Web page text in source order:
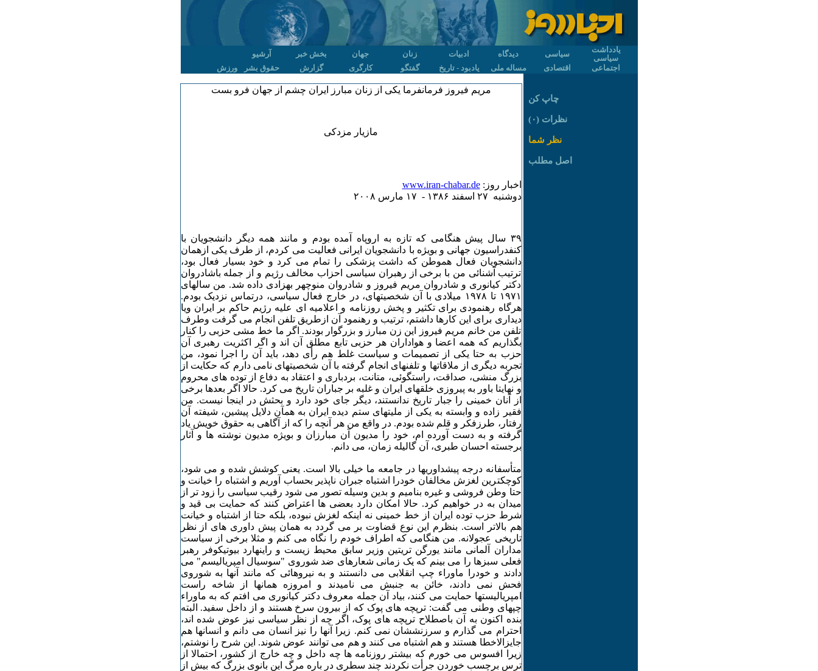
یادداشت
سیاسی
سیاسی دیدگاه ادبیات زنان جهان بخش خبر
آرشیو
اجتماعی
اقتصادی مساله ملی یادبود - تاریخ گفتگو کارگری گزارش حقوق بشر ورزش
مریم فیروز فرمانفرما یکی از زنان مبارز ایران چشم از جهان فرو بست
مازیار مزدکی
اخبار روز:www.iran-chabar.de
دوشنبه ۲۷ اسفند ۱٣٨۶ - ۱۷ مارس ۲۰۰٨
٣۹ سال پیش هنگامی که تازه به اروپاه آمده بودم و مانند همه دیگر دانشجویان با
کنفدراسیون جهانی و بویژه با دانشجویان ایرانی فعالیت می کردم، از طرف یکی ازهمان
دانشجویان فعال هموطن که داشت پزشکی را تمام می کرد و خود بسیار فعال بود،
ترتیب آشنائی من با برخی از رهبران سیاسی احزاب مخالف رژیم و از جمله باشادروان
دکتر کیانوری و شادروان مریم فیروز و شادروان منوچهر بهزادی داده شد. من سالهای
۱۹۷۱ تا ۱۹۷٨ میلادی با آن شخصیتهای، در خارج فعال سیاسی، درتماس نزدیک بودم.
هرگاه رهنمودی برای تکثیر و پخش روزنامه و اعلامیه ای علیه رژیم حاکم بر ایران ویا
دیداری برای این کارها داشتم، ترتیب و رهنمود آن ازطریق تلفن انجام می گرفت وطرف
تلفن من خانم مریم فیروز این زن مبارز و بزرگوار بودند. اگر ما خط مشی حزبی را کنار
بگذاریم که همه اعضا و هواداران هر حزبی تابع مطلق آن اند و اگر اکثریت رهبری آن
حزب به حتا یکی از تصمیمات و سیاست غلط هم رأی دهد، باید آن را اجرا نمود، من
تجربه دیگری از ملاقاتها و تلفنهای انجام گرفته با آن شخصیتهای نامی دارم که حکایت از
بزرگ منشی، صداقت، راستگوئی، متانت، بردباری و اعتقاد به دفاع از توده های محروم
و نهایتا باور به پیروزی خلقهای ایران و غلبه بر جباران تاریخ می کرد. حالا اگر بعدها برخی
از آنان خمینی را جبار تاریخ ندانستند، دیگر جای خود دارد و بحثش در اینجا نیست. من
فقیر زاده و وابسته به یکی از ملیتهای ستم دیده ایران به همآن دلایل پیشین، شیفته آن
رفتار، طرزفکر و قلم شده بودم. در واقع من هر آنچه را که از آگاهی به حقوق خویش یاد
گرفته و به دست آورده ام، خود را مدیون آن مبارزان و بویژه مدیون نوشته ها و آثار
برجسته احسان طبری، آن گالیله زمان، می دانم.
متأسفانه درجه پیشداوریها در جامعه ما خیلی بالا است. یعنی کوشش شده و می شود،
کوچکترین لغزش مخالفان خودرا اشتباه جبران ناپذیر بحساب آوریم و اشتباه را خیانت و
حتا وطن فروشی و غیره بنامیم و بدین وسیله تصور می شود رقیب سیاسی را زود تر از
میدان به در خواهیم کرد. حالا امکان دارد بعضی ها اعتراض کنند که حمایت بی قید و
شرط حزب توده ایران از خط خمینی نه اینکه لغزش نبوده، بلکه حتا از اشتباه و خیانت
هم بالاتر است. بنظرم این نوع قضاوت بر می گردد به همان پیش داوری های از نظر
تاریخی عجولانه. من هنگامی که اطراف خودم را نگاه می کنم و مثلا برخی از سیاست
مداران آلمانی مانند یورگن تریتین وزیر سابق محیط زیست و راینهارد بیوتیکوفر رهبر
فعلی سبزها را می بینم که یک زمانی شعارهای ضد شوروی "سوسیال امپریالیسم" می
دادند و خودرا ماوراء چپ انقلابی می دانستند و به نیروهائی که مانند آنها به شوروی
فحش نمی دادند، خائن به جنبش می نامیدند و امروزه همانها از شاخه راست
امپریالیستها حمایت می کنند، بیاد آن جمله معروف دکتر کیانوری می افتم که به ماوراء
چپهای وطنی می گفت: ترپچه های پوک که از بیرون سرخ هستند و از داخل سفید. البته
بنده اکنون به آن باصطلاح ترپچه های پوک، اگر چه از نظر سیاسی نیز عوض شده اند،
احترام می گذارم و سرزنششان نمی کنم. زیرا آنها را نیز انسان می دانم و انسانها هم
جایزالاخطا هستند و هم اشتباه می کنند و هم می توانند عوض شوند. این شرح را نوشتم،
زیرا افسوس می خورم که بیشتر روزنامه ها چه داخل و چه خارج از کشور، احتمالا از
ترس برچسب خوردن جرأت نکردند چند سطری در باره مرگ این بانوی بزرگ که بیش از
چاپ کن
نظرات (۰)
نظر شما
اصل مطلب